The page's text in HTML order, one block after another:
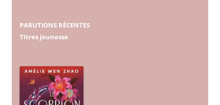
PARUTIONS RÉCENTES
Titres jeunesse